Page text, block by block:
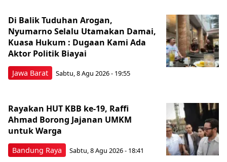
Jawa Barat
Di Balik Tuduhan Arogan,
Nyumarno Selalu Utamakan Damai,
Kuasa Hukum : Dugaan Kami Ada
Aktor Politik Biayai
Sabtu, 8 Agu 2026 - 19:55
Bandung Raya
Rayakan HUT KBB ke-19, Raffi
Ahmad Borong Jajanan UMKM
untuk Warga
Sabtu, 8 Agu 2026 - 18:41